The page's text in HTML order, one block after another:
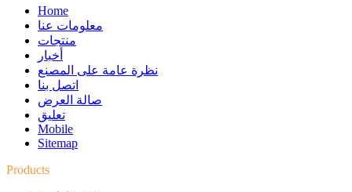
Home
معلومات عنا
منتجات
أخبار
نظرة عامة على المصنع
اتصل بنا
صالة العرض
تعليق
Mobile
Sitemap
Products